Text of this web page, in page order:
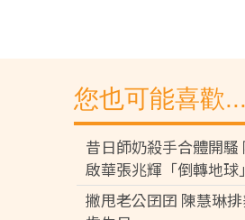
您也可能喜歡...
昔日師奶殺手合體開騷
啟華張兆輝「倒轉地球」
撇甩老公囝囝 陳慧琳